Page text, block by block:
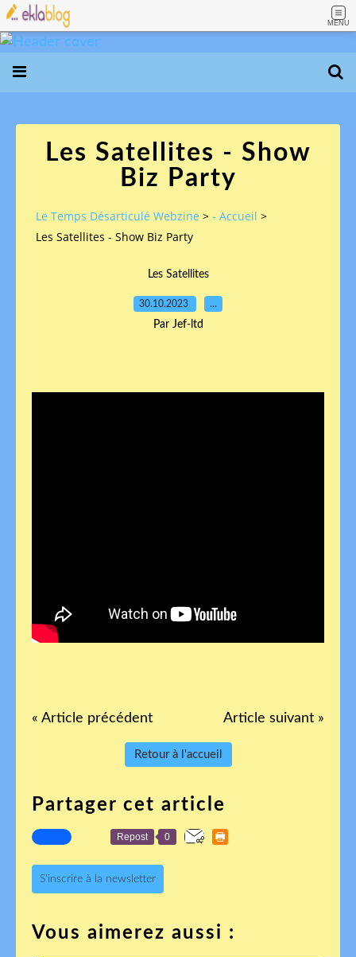
MENU
Les Satellites - Show
Biz Party
Le Temps Désarticulé Webzine > - Accueil >
Les Satellites - Show Biz Party
Les Satellites
30.10.2023 …
Par Jef-ltd
« Article précédent Article suivant »
Retour à l'accueil
Partager cet article
Repost 0
S'inscrire à la newsletter
Vous aimerez aussi :